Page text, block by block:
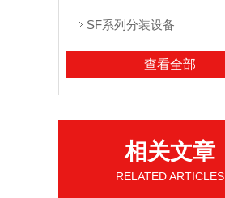
SF系列分装设备
查看全部
相关文章
RELATED ARTICLES